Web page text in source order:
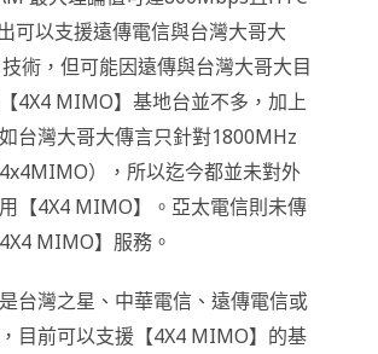
可以支援遠傳電信與台灣大哥大
術，但可能因遠傳與台灣大哥大目
4X4 MIMO】基地台並不多，加上
台灣大哥大傳言只針對1800MHz
），所以迄今都並未對外
【4X4 MIMO】。亞太電信則未傳
MIMO】服務。
台灣之星、中華電信、遠傳電信或
目前可以支援【4X4 MIMO】的基